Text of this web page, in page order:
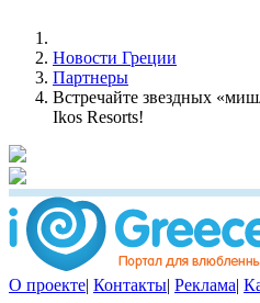
Новости Греции
Партнеры
Встречайте звездных
Ikos Resorts!
О проекте| Контакты| Реклама|